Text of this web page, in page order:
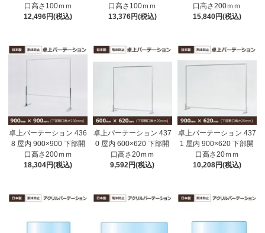
口高さ100ｍｍ
12,496円(税込)
口高さ100ｍｍ
13,376円(税込)
口高さ200ｍｍ
15,840円(税込)
卓上パーテーション 436
8 屋内 900×900 下部開
口高さ200ｍｍ
18,304円(税込)
卓上パーテーション 437
0 屋内 600×620 下部開
口高さ20ｍｍ
9,592円(税込)
卓上パーテーション 437
1 屋内 900×620 下部開
口高さ20ｍｍ
10,208円(税込)